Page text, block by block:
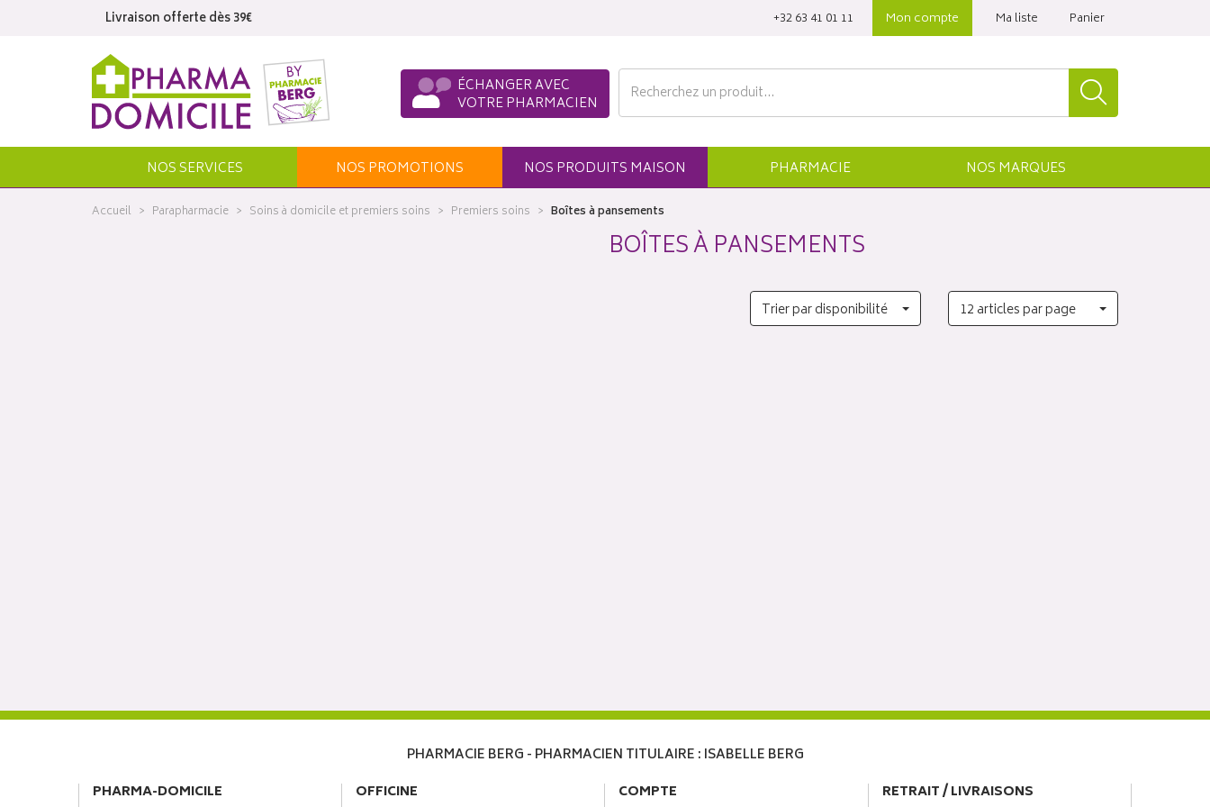
Livraison offerte dès 39€ ‭+32 63 41 01 11‬ Mon compte Ma liste Panier
ÉCHANGER AVEC
VOTRE PHARMACIEN
NOS SERVICES NOS PROMOTIONS NOS PRODUITS MAISON PHARMACIE NOS MARQUES
Accueil Parapharmacie Soins à domicile et premiers soins Premiers soins Boîtes à pansements
BOÎTES À PANSEMENTS
Trier par disponibilité 12 articles par page
PHARMACIE BERG - PHARMACIEN TITULAIRE : ISABELLE BERG
PHARMA-DOMICILE
OFFICINE COMPTE RETRAIT / LIVRAISONS